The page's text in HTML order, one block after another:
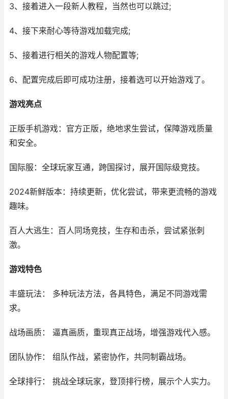
3、接着进入一段新人教程，当然也可以跳过;
4、接下来耐心等待游戏加载完成;
5、接着进行相关的游戏人物配置等;
6、配置完成后即可成功注册，接着选可以开始游戏了。
游戏亮点
正版手机游戏：官方正版，绝地求生尝试，保障游戏质量
和安全。
国际服：全球玩家互通，跨国探讨，展开国际级竞技。
2024新鲜版本：持续更新，优化尝试，带来更流畅的游戏
趣味。
百人大逃生：百人同场竞技，生存和击杀，尝试紧张刺
激。
游戏特色
丰盛玩法： 多种玩法方法，各具特色，满足不同游戏需
求。
战场画质： 逼真画质，重现真正战场，增强游戏代入感。
团队协作： 组队作战，紧密协作，共同制霸战场。
全球排行： 挑战全球玩家，登顶排行榜，展示个人实力。